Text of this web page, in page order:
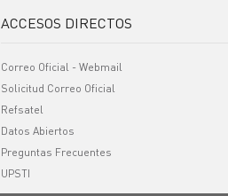
ACCESOS DIRECTOS
Correo Oficial - Webmail
Solicitud Correo Oficial
Refsatel
Datos Abiertos
Preguntas Frecuentes
UPSTI